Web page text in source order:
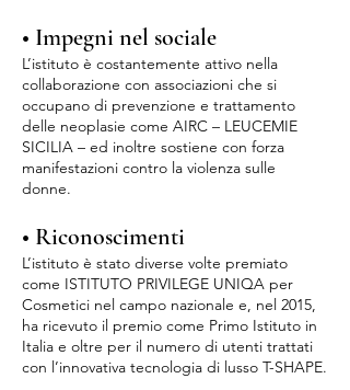
• Impegni nel sociale
L’istituto è costantemente attivo nella
collaborazione con associazioni che si
occupano di prevenzione e trattamento
delle neoplasie come AIRC – LEUCEMIE
SICILIA – ed inoltre sostiene con forza
manifestazioni contro la violenza sulle
donne.
• Riconoscimenti
L’istituto è stato diverse volte premiato
come ISTITUTO PRIVILEGE UNIQA per
Cosmetici nel campo nazionale e, nel 2015,
ha ricevuto il premio come Primo Istituto in
Italia e oltre per il numero di utenti trattati
con l’innovativa tecnologia di lusso T-SHAPE.